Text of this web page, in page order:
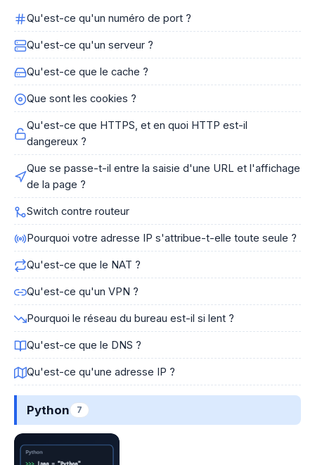
Qu'est-ce qu'un numéro de port ?
Qu'est-ce qu'un serveur ?
Qu'est-ce que le cache ?
Que sont les cookies ?
Qu'est-ce que HTTPS, et en quoi HTTP est-il
dangereux ?
Que se passe-t-il entre la saisie d'une URL et l'affichage
de la page ?
Switch contre routeur
Pourquoi votre adresse IP s'attribue-t-elle toute seule ?
Qu'est-ce que le NAT ?
Qu'est-ce qu'un VPN ?
Pourquoi le réseau du bureau est-il si lent ?
Qu'est-ce que le DNS ?
Qu'est-ce qu'une adresse IP ?
Python 7